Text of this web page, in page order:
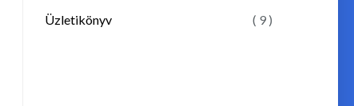
Üzletikönyv
( 9 )